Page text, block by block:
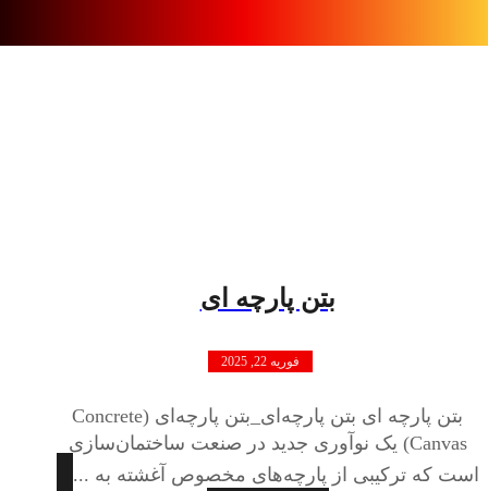
بتن پارچه ای
فوریه 22, 2025
بتن پارچه ای بتن پارچه‌ای_بتن پارچه‌ای (Concrete
Canvas) یک نوآوری جدید در صنعت ساختمان‌سازی
است که ترکیبی از پارچه‌های مخصوص آغشته به ...